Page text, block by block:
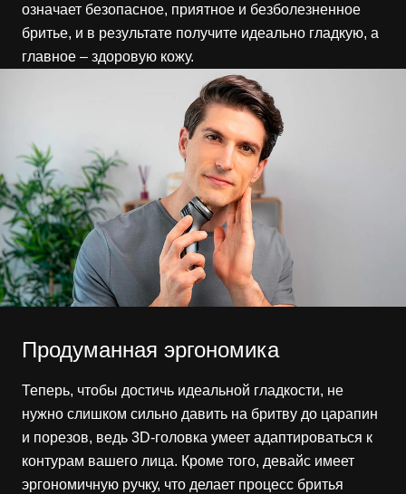
означает безопасное, приятное и безболезненное
бритье, и в результате получите идеально гладкую, а
главное – здоровую кожу.
Продуманная эргономика
Теперь, чтобы достичь идеальной гладкости, не
нужно слишком сильно давить на бритву до царапин
и порезов, ведь 3D-головка умеет адаптироваться к
контурам вашего лица. Кроме того, девайс имеет
эргономичную ручку, что делает процесс бритья